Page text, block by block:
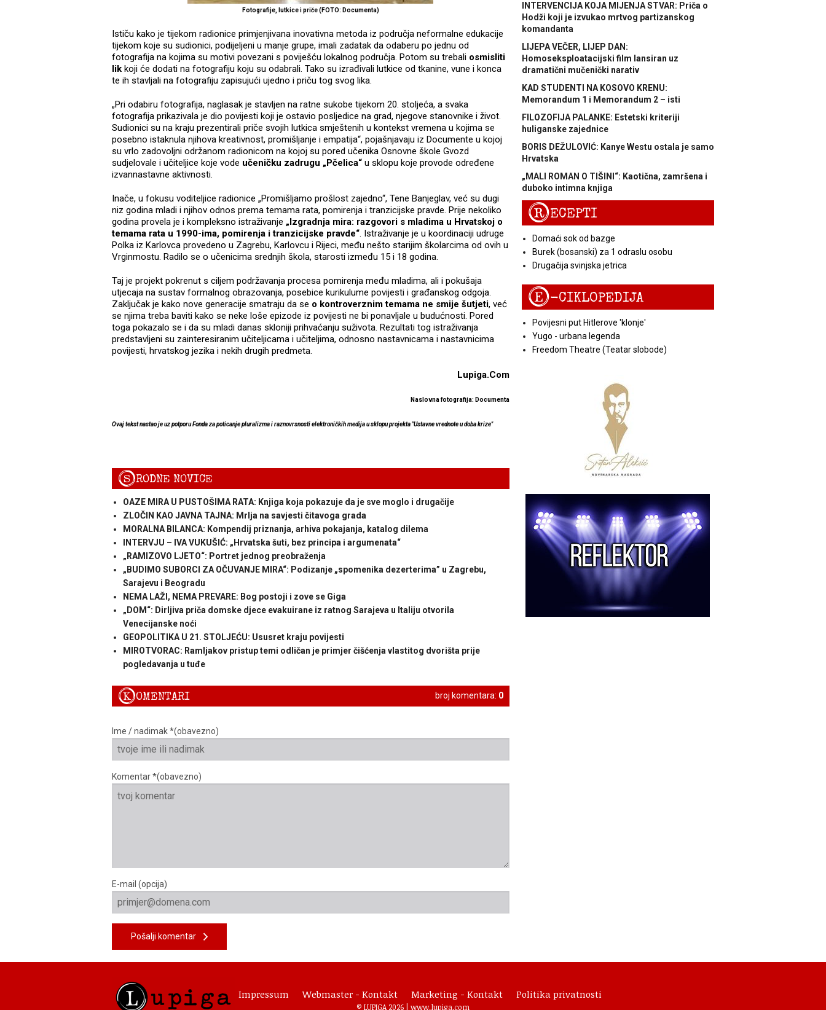
Fotografije, lutkice i priče (FOTO: Documenta)
Ističu kako je tijekom radionice primjenjivana inovativna metoda iz područja neformalne edukacije
tijekom koje su sudionici, podijeljeni u manje grupe, imali zadatak da odaberu po jednu od
fotografija na kojima su motivi povezani s poviješću lokalnog područja. Potom su trebali osmisliti
lik koji će dodati na fotografiju koju su odabrali. Tako su izrađivali lutkice od tkanine, vune i konca
te ih stavljali na fotografiju zapisujući ujedno i priču tog svog lika.
„Pri odabiru fotografija, naglasak je stavljen na ratne sukobe tijekom 20. stoljeća, a svaka
fotografija prikazivala je dio povijesti koji je ostavio posljedice na grad, njegove stanovnike i život.
Sudionici su na kraju prezentirali priče svojih lutkica smještenih u kontekst vremena u kojima se
posebno istaknula njihova kreativnost, promišljanje i empatija“, pojašnjavaju iz Documente u kojoj
su vrlo zadovoljni održanom radionicom na kojoj su pored učenika Osnovne škole Gvozd
sudjelovale i učiteljice koje vode učeničku zadrugu „Pčelica“ u sklopu koje provode određene
izvannastavne aktivnosti.
Inače, u fokusu voditeljice radionice „Promišljamo prošlost zajedno“, Tene Banjeglav, već su dugi
niz godina mladi i njihov odnos prema temama rata, pomirenja i tranzicijske pravde. Prije nekoliko
godina provela je i kompleksno istraživanje „Izgradnja mira: razgovori s mladima u Hrvatskoj o
temama rata u 1990-ima, pomirenja i tranzicijske pravde“. Istraživanje je u koordinaciji udruge
Polka iz Karlovca provedeno u Zagrebu, Karlovcu i Rijeci, među nešto starijim školarcima od ovih u
Vrginmostu. Radilo se o učenicima srednjih škola, starosti između 15 i 18 godina.
Taj je projekt pokrenut s ciljem podržavanja procesa pomirenja među mladima, ali i pokušaja
utjecaja na sustav formalnog obrazovanja, posebice kurikulume povijesti i građanskog odgoja.
Zaključak je kako nove generacije smatraju da se o kontroverznim temama ne smije šutjeti, već
se njima treba baviti kako se neke loše epizode iz povijesti ne bi ponavljale u budućnosti. Pored
toga pokazalo se i da su mladi danas skloniji prihvaćanju suživota. Rezultati tog istraživanja
predstavljeni su zainteresiranim učiteljicama i učiteljima, odnosno nastavnicama i nastavnicima
povijesti, hrvatskog jezika i nekih drugih predmeta.
Lupiga.Com
Naslovna fotografija: Documenta
Ovaj tekst nastao je uz potporu Fonda za poticanje pluralizma i raznovrsnosti elektroničkih medija u sklopu projekta "Ustavne vrednote u doba krize"
SRODNE NOVICE
OAZE MIRA U PUSTOŠIMA RATA: Knjiga koja pokazuje da je sve moglo i drugačije
ZLOČIN KAO JAVNA TAJNA: Mrlja na savjesti čitavoga grada
MORALNA BILANCA: Kompendij priznanja, arhiva pokajanja, katalog dilema
INTERVJU – IVA VUKUŠIĆ: „Hrvatska šuti, bez principa i argumenata“
„RAMIZOVO LJETO“: Portret jednog preobraženja
„BUDIMO SUBORCI ZA OČUVANJE MIRA“: Podizanje „spomenika dezerterima” u Zagrebu,
Sarajevu i Beogradu
NEMA LAŽI, NEMA PREVARE: Bog postoji i zove se Giga
„DOM“: Dirljiva priča domske djece evakuirane iz ratnog Sarajeva u Italiju otvorila
Venecijanske noći
GEOPOLITIKA U 21. STOLJEĆU: Ususret kraju povijesti
MIROTVORAC: Ramljakov pristup temi odličan je primjer čišćenja vlastitog dvorišta prije
pogledavanja u tuđe
broj komentara: 0
KOMENTARI
Ime / nadimak *(obavezno)
Komentar *(obavezno)
E-mail (opcija)
Pošalji komentar
INTERVENCIJA KOJA MIJENJA STVAR: Priča o
Hodži koji je izvukao mrtvog partizanskog
komandanta
LIJEPA VEČER, LIJEP DAN:
Homoseksploatacijski film lansiran uz
dramatični mučenički narativ
KAD STUDENTI NA KOSOVO KRENU:
Memorandum 1 i Memorandum 2 – isti
FILOZOFIJA PALANKE: Estetski kriteriji
huliganske zajednice
BORIS DEŽULOVIĆ: Kanye Westu ostala je samo
Hrvatska
„MALI ROMAN O TIŠINI“: Kaotična, zamršena i
duboko intimna knjiga
RECEPTI
Domaći sok od bazge
Burek (bosanski) za 1 odraslu osobu
Drugačija svinjska jetrica
E-CIKLOPEDIJA
Povijesni put Hitlerove 'klonje'
Yugo - urbana legenda
Freedom Theatre (Teatar slobode)
Impressum Webmaster - Kontakt Marketing - Kontakt Politika privatnosti
© LUPIGA 2026 | www.lupiga.com